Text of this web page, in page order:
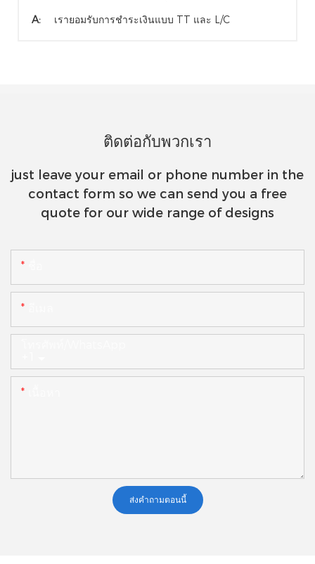
A: เรายอมรับการชำระเงินแบบ TT และ L/C
ติดต่อกับพวกเรา
just leave your email or phone number in the
contact form so we can send you a free
quote for our wide range of designs
ส่งคำถามตอนนี้